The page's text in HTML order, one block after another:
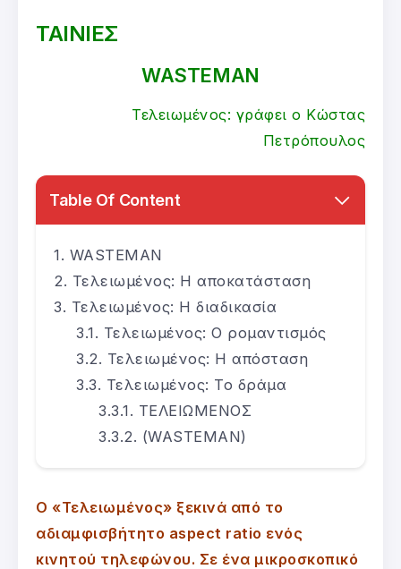
ΤΑΙΝΙΕΣ
WASTEMAN
Τελειωμένος: γράφει ο Κώστας
Πετρόπουλος
Table Of Content
WASTEMAN
Τελειωμένος: Η αποκατάσταση
Τελειωμένος: Η διαδικασία
Τελειωμένος: Ο ρομαντισμός
Τελειωμένος: Η απόσταση
Τελειωμένος: Το δράμα
ΤΕΛΕΙΩΜΕΝΟΣ
(WASTEMAN)
Ο «Τελειωμένος» ξεκινά από το
αδιαμφισβήτητο aspect ratio ενός
κινητού τηλεφώνου. Σε ένα μικροσκοπικό